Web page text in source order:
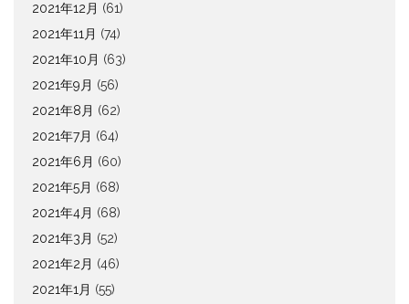
2021年12月 (61)
2021年11月 (74)
2021年10月 (63)
2021年9月 (56)
2021年8月 (62)
2021年7月 (64)
2021年6月 (60)
2021年5月 (68)
2021年4月 (68)
2021年3月 (52)
2021年2月 (46)
2021年1月 (55)